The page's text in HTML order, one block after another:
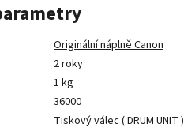
Originální náplně Canon
2 roky
1 kg
36000
Tiskový válec ( DRUM UNIT )